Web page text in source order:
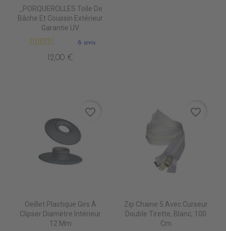
_PORQUEROLLES Toile De
Bâche Et Coussin Extérieur
Garantie UV
6 avis
12,00 €
Oeillet Plastique Girs À
Clipser Diamètre Intérieur
12 Mm
favorite_border
Zip Chaine 5 Avec Curseur
Double Tirette, Blanc, 100
Cm
favorite_border